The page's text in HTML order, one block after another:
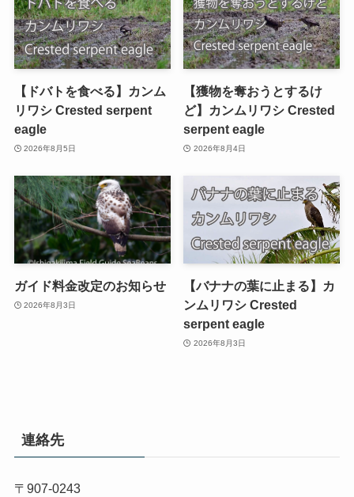
【ドバトを食べる】カンム
リワシ Crested serpent
eagle
2026年8月5日
【獲物を奪おうとするけ
ど】カンムリワシ Crested
serpent eagle
2026年8月4日
ガイド料金改定のお知らせ
2026年8月3日
【バナナの葉に止まる】カ
ンムリワシ Crested
serpent eagle
2026年8月3日
連絡先
〒907-0243